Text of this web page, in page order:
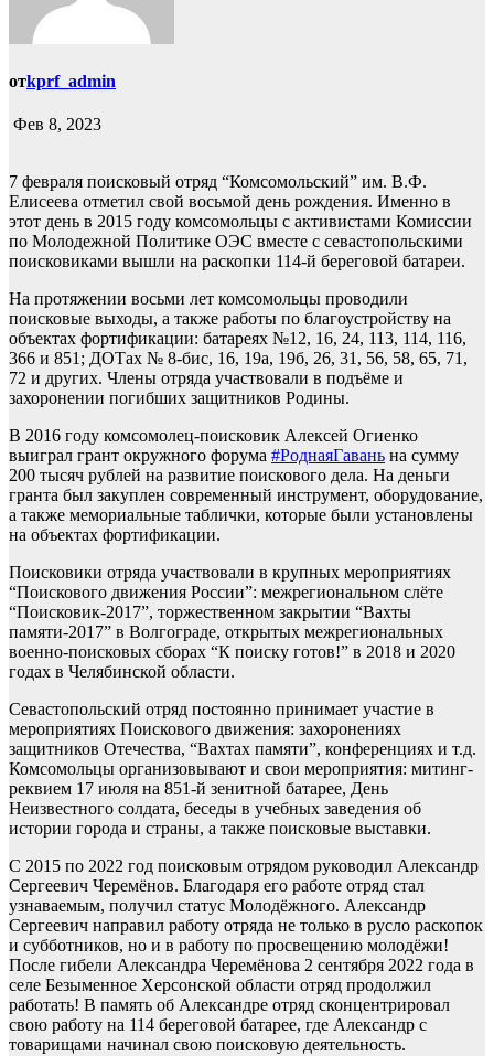
отkprf_admin
Фев 8, 2023
7 февраля поисковый отряд “Комсомольский” им. В.Ф.
Елисеева отметил свой восьмой день рождения. Именно в
этот день в 2015 году комсомольцы с активистами Комиссии
по Молодежной Политике ОЭС вместе с севастопольскими
поисковиками вышли на раскопки 114-й береговой батареи.
На протяжении восьми лет комсомольцы проводили
поисковые выходы, а также работы по благоустройству на
объектах фортификации: батареях №12, 16, 24, 113, 114, 116,
366 и 851; ДОТах № 8-бис, 16, 19а, 19б, 26, 31, 56, 58, 65, 71,
72 и других. Члены отряда участвовали в подъёме и
захоронении погибших защитников Родины.
В 2016 году комсомолец-поисковик Алексей Огиенко
выиграл грант окружного форума #РоднаяГавань на сумму
200 тысяч рублей на развитие поискового дела. На деньги
гранта был закуплен современный инструмент, оборудование,
а также мемориальные таблички, которые были установлены
на объектах фортификации.
Поисковики отряда участвовали в крупных мероприятиях
“Поискового движения России”: межрегиональном слёте
“Поисковик-2017”, торжественном закрытии “Вахты
памяти-2017” в Волгограде, открытых межрегиональных
военно-поисковых сборах “К поиску готов!” в 2018 и 2020
годах в Челябинской области.
Севастопольский отряд постоянно принимает участие в
мероприятиях Поискового движения: захоронениях
защитников Отечества, “Вахтах памяти”, конференциях и т.д.
Комсомольцы организовывают и свои мероприятия: митинг-
реквием 17 июля на 851-й зенитной батарее, День
Неизвестного солдата, беседы в учебных заведения об
истории города и страны, а также поисковые выставки.
С 2015 по 2022 год поисковым отрядом руководил Александр
Сергеевич Черемёнов. Благодаря его работе отряд стал
узнаваемым, получил статус Молодёжного. Александр
Сергеевич направил работу отряда не только в русло раскопок
и субботников, но и в работу по просвещению молодёжи!
После гибели Александра Черемёнова 2 сентября 2022 года в
селе Безыменное Херсонской области отряд продолжил
работать! В память об Александре отряд сконцентрировал
свою работу на 114 береговой батарее, где Александр с
товарищами начинал свою поисковую деятельность.